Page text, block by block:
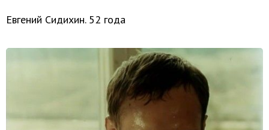
Евгений Сидихин. 52 года